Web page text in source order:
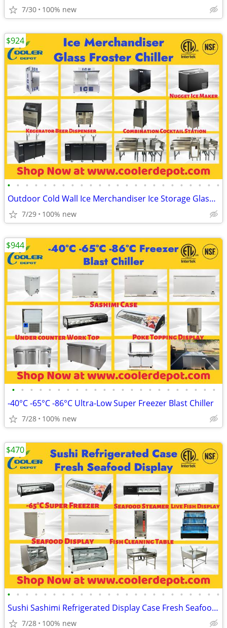
7/30 100% new
• • • • • • • • • • • • • • • • • • • • • • • •
Outdoor Cold Wall Ice Merchandiser Ice Storage Glass Froster Chiller
7/29 100% new
$924
• • • • • • • • • • • • • • • • • • • • • • •
-40°C -65°C -86°C Ultra-Low Super Freezer Blast Chiller
7/28 100% new
$944
• • • • • • • • • • • • • • • • • • • • • • • •
Sushi Sashimi Refrigerated Display Case Fresh Seafood Showcase Fish Cl
7/28 100% new
$470